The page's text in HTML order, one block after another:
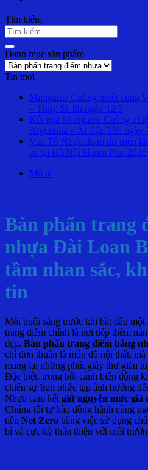
Tìm kiếm
Danh mục sản phẩm
Tin mới
Minigame Cuồng nhiệt cùng
– Thụy Sĩ: 8h ngày 12/7
Kết quả Minigame Cuồng
Argentina – Ai Cập 23h ngày
Vua Tủ Nhựa tham dự triển
su tại Hà Nội Hanoi Plas 2026
Mô tả
Bàn phấn trang
nhựa Đài Loan
tầm nhan sắc,
tin
Mỗi buổi sáng trước khi bắt đầu
trang điểm chính là nơi tiếp thêm
đẹp. Bàn phấn trang điểm bằng
chỉ đơn thuần là món đồ nội thất, mà
mang lại những phút giây thư giãn
Đặc biệt, trong bối cảnh biến động
chiến sự Iran phức tạp ảnh hưởng
Nhựa cam kết giữ nguyên mức giá
Chúng tôi tự hào đồng hành cùng
tiêu Net Zero bằng việc sử dụng
bỉ và cực kỳ thân thiện với môi